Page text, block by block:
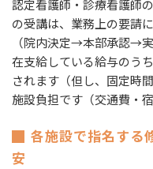
認定看護師・診療看護師
の受講は、業務上の要請
（院内決定→本部承認→
在支給している給与のう
されます（但し、固定時
施設負担です（交通費・
各施設で指名する
安